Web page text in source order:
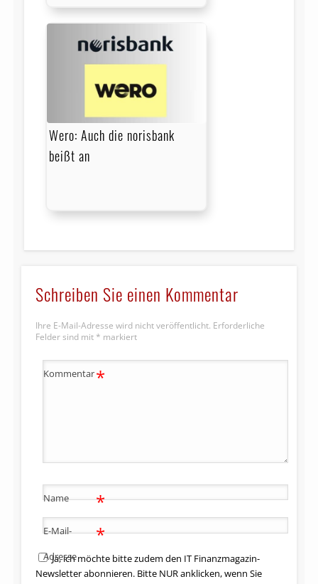
Wero: Auch die norisbank
beißt an
Schreiben Sie einen Kommentar
Ihre E-Mail-Adresse wird nicht veröffentlicht. Erforderliche
Felder sind mit * markiert
Kommentar*
Name *
E-Mail-
Adresse
*
Ja, ich möchte bitte zudem den IT Finanzmagazin-
Newsletter abonnieren. Bitte NUR anklicken, wenn Sie